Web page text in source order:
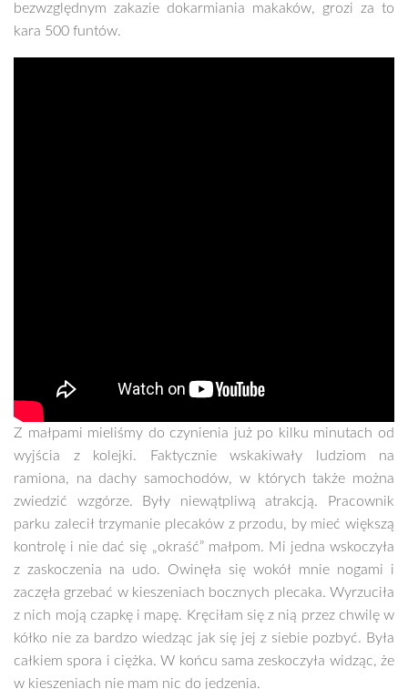
bezwzględnym zakazie dokarmiania makaków, grozi za to
kara 500 funtów.
Z małpami mieliśmy do czynienia już po kilku minutach od
wyjścia z kolejki. Faktycznie wskakiwały ludziom na
ramiona, na dachy samochodów, w których także można
zwiedzić wzgórze. Były niewątpliwą atrakcją. Pracownik
parku zalecił trzymanie plecaków z przodu, by mieć większą
kontrolę i nie dać się „okraść” małpom. Mi jedna wskoczyła
z zaskoczenia na udo. Owinęła się wokół mnie nogami i
zaczęła grzebać w kieszeniach bocznych plecaka. Wyrzuciła
z nich moją czapkę i mapę. Kręciłam się z nią przez chwilę w
kółko nie za bardzo wiedząc jak się jej z siebie pozbyć. Była
całkiem spora i ciężka. W końcu sama zeskoczyła widząc, że
w kieszeniach nie mam nic do jedzenia.